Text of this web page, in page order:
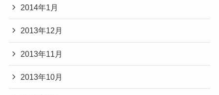
2014年1月
2013年12月
2013年11月
2013年10月